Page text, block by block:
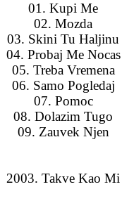
01. Kupi Me
02. Mozda
03. Skini Tu Haljinu
04. Probaj Me Nocas
05. Treba Vremena
06. Samo Pogledaj
07. Pomoc
08. Dolazim Tugo
09. Zauvek Njen
2003. Takve Kao Mi